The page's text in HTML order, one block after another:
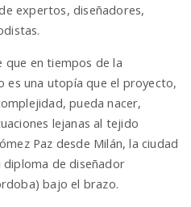
expertos, diseñadores,
que en tiempos de la
es una utopía que el proyecto,
pueda nacer,
lejanas al tejido
Paz desde Milán, la ciudad
diploma de diseñador
bajo el brazo.